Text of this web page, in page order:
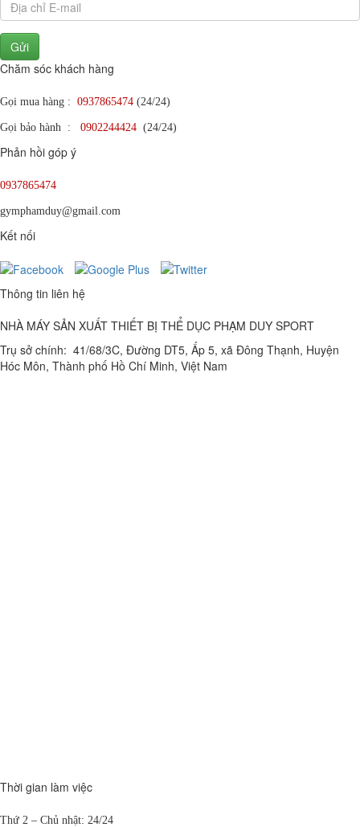
Gửi
Chăm sóc khách hàng
Gọi mua hàng : 0937865474 (24/24)
Gọi bảo hành : 0902244424 (24/24)
Phản hồi góp ý
0937865474
gymphamduy@gmail.com
Kết nối
Thông tin liên hệ
NHÀ MÁY SẢN XUẤT THIẾT BỊ THỂ DỤC PHẠM DUY SPORT
Trụ sở chính: 41/68/3C, Đường DT5, Ấp 5, xã Đông Thạnh, Huyện
Hóc Môn, Thành phố Hồ Chí Minh, Việt Nam
Thời gian làm việc
Thứ 2 – Chủ nhật: 24/24